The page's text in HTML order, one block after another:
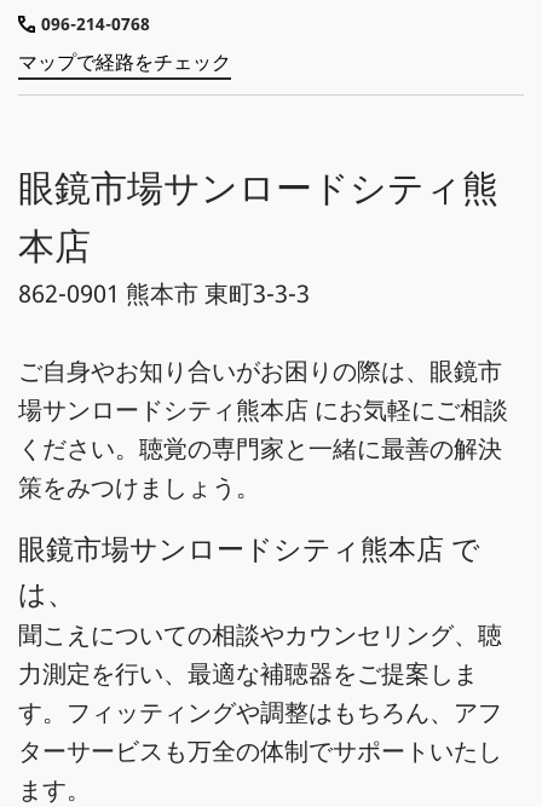
096-214-0768
マップで経路をチェック
眼鏡市場サンロードシティ熊
本店
862-0901 熊本市 東町3-3-3
ご自身やお知り合いがお困りの際は、眼鏡市
場サンロードシティ熊本店 にお気軽にご相談
ください。聴覚の専門家と一緒に最善の解決
策をみつけましょう。
眼鏡市場サンロードシティ熊本店 で
は、
聞こえについての相談やカウンセリング、聴
力測定を行い、最適な補聴器をご提案しま
す。フィッティングや調整はもちろん、アフ
ターサービスも万全の体制でサポートいたし
ます。